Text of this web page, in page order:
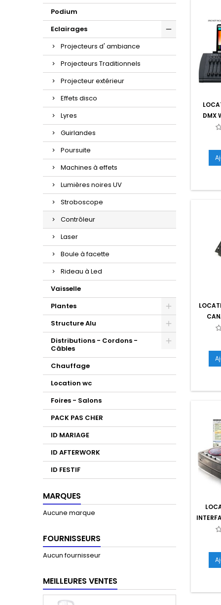
Podium
Eclairages
Projecteurs d' ambiance
Projecteurs Traditionnels
Projecteur extérieur
Effets disco
Lyres
Guirlandes
Poursuite
Machines à effets
Lumières noires UV
Stroboscope
Contrôleur
Laser
Boule à facette
Rideau à Led
Vaisselle
Plantes
Structure Alu
Distributions - Cordons -
Câbles
Chauffage
Location wc
Foires - Salons
PACK PAS CHER
ID MARIAGE
ID AFTERWORK
ID FESTIF
MARQUES
Aucune marque
FOURNISSEURS
Aucun fournisseur
MEILLEURES VENTES
DMX